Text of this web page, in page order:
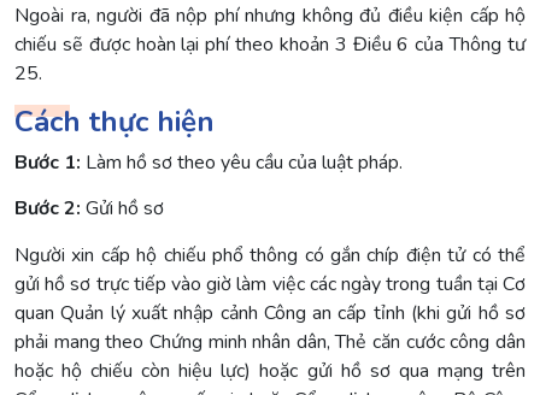
Ngoài ra, người đã nộp phí nhưng không đủ điều kiện cấp hộ
chiếu sẽ được hoàn lại phí theo khoản 3 Điều 6 của Thông tư
25.
Cách thực hiện
Bước 1: Làm hồ sơ theo yêu cầu của luật pháp.
Bước 2: Gửi hồ sơ
Người xin cấp hộ chiếu phổ thông có gắn chíp điện tử có thể
gửi hồ sơ trực tiếp vào giờ làm việc các ngày trong tuần tại Cơ
quan Quản lý xuất nhập cảnh Công an cấp tỉnh (khi gửi hồ sơ
phải mang theo Chứng minh nhân dân, Thẻ căn cước công dân
hoặc hộ chiếu còn hiệu lực) hoặc gửi hồ sơ qua mạng trên